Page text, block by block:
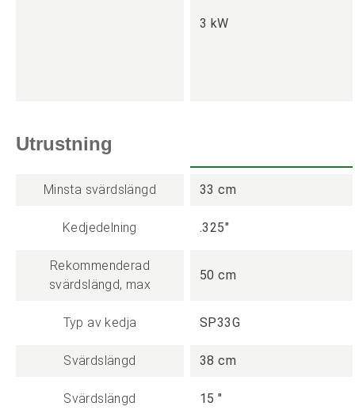
3 kW
Utrustning
Minsta svärdslängd 33 cm
Kedjedelning .325"
Rekommenderad
svärdslängd, max
50 cm
Typ av kedja SP33G
Svärdslängd 38 cm
Svärdslängd 15 "